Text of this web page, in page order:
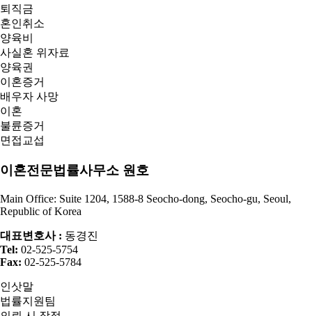
퇴직금
혼인취소
양육비
사실혼 위자료
양육권
이혼증거
배우자 사망
이혼
불륜증거
면접교섭
이혼전문법률사무소 원호
Main Office: Suite 1204, 1588-8 Seocho-dong, Seocho-gu, Seoul,
Republic of Korea
대표변호사 : 동경진
Tel: 02-525-5754
Fax: 02-525-5784
인삿말
법률지원팀